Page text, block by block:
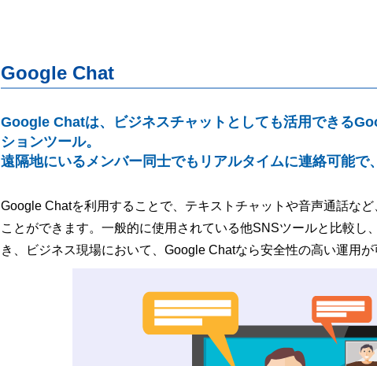
Google Chat
Google Chatは、ビジネスチャットとしても活用できる
ションツール。
遠隔地にいるメンバー同士でもリアルタイムに連絡可能で
Google Chatを利用することで、テキストチャットや音声通話な
ことができます。一般的に使用されている他SNSツールと比較し
き、ビジネス現場において、Google Chatなら安全性の高い運用が